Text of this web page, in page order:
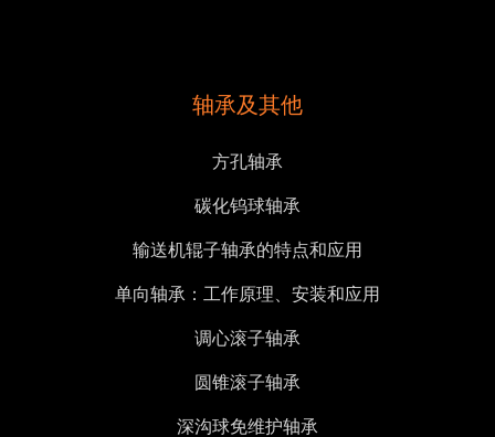
轴承及其他
方孔轴承
碳化钨球轴承
输送机辊子轴承的特点和应用
单向轴承：工作原理、安装和应用
调心滚子轴承
圆锥滚子轴承
深沟球免维护轴承